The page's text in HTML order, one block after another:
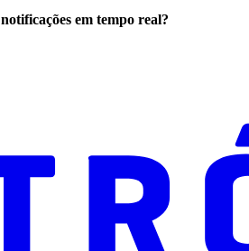
notificações em tempo real?